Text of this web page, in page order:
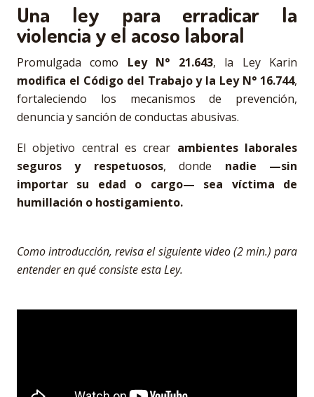
Una ley para erradicar la
violencia y el acoso laboral
Promulgada como Ley N° 21.643, la Ley Karin
modifica el Código del Trabajo y la Ley N° 16.744,
fortaleciendo los mecanismos de prevención,
denuncia y sanción de conductas abusivas.
El objetivo central es crear ambientes laborales
seguros y respetuosos, donde nadie —sin
importar su edad o cargo— sea víctima de
humillación o hostigamiento.
Como introducción, revisa el siguiente video (2 min.) para
entender en qué consiste esta Ley.